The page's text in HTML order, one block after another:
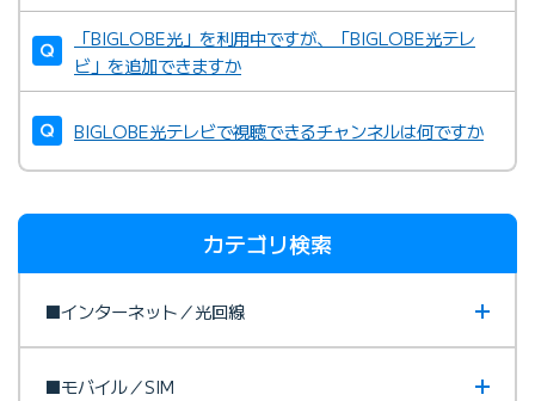
「BIGLOBE光」を利用中ですが、「BIGLOBE光テレ
ビ」を追加できますか
BIGLOBE光テレビで視聴できるチャンネルは何ですか
カテゴリ検索
■インターネット／光回線
■モバイル／SIM